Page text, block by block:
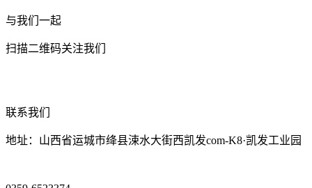
与我们一起
扫描二维码关注我们
联系我们
地址：山西省运城市绛县涑水大街西凯发com-K8·凯发工业园